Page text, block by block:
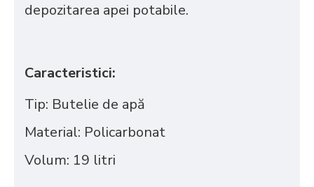
depozitarea apei potabile.
Caracteristici:
Tip: Butelie de apă
Material: Policarbonat
Volum: 19 litri